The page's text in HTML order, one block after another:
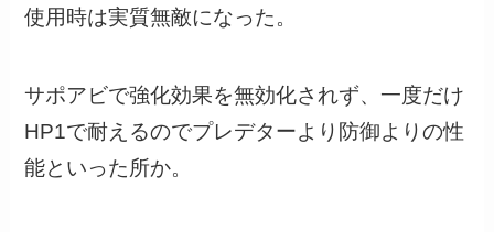
使用時は実質無敵になった。
サポアビで強化効果を無効化されず、一度だけ
HP1で耐えるのでプレデターより防御よりの性
能といった所か。